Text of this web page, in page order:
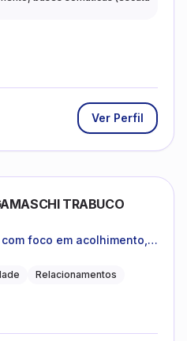
Ver Perfil
TRABUCO
foco em acolhimento,
Relacionamentos